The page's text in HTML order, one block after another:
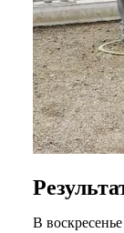
В воскресенье